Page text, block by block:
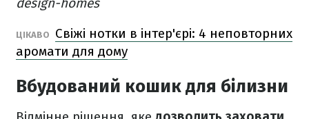
ЦІКАВО
Свіжі нотки в інтер'єрі: 4 неповторних
аромати для дому
Вбудований кошик для білизни